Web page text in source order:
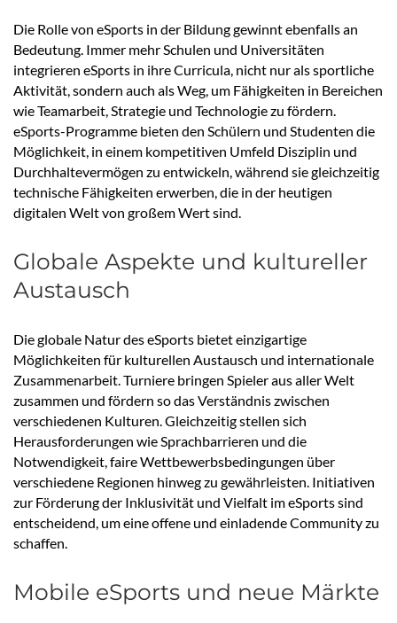
Die Rolle von eSports in der Bildung gewinnt ebenfalls an
Bedeutung. Immer mehr Schulen und Universitäten
integrieren eSports in ihre Curricula, nicht nur als sportliche
Aktivität, sondern auch als Weg, um Fähigkeiten in Bereichen
wie Teamarbeit, Strategie und Technologie zu fördern.
eSports-Programme bieten den Schülern und Studenten die
Möglichkeit, in einem kompetitiven Umfeld Disziplin und
Durchhaltevermögen zu entwickeln, während sie gleichzeitig
technische Fähigkeiten erwerben, die in der heutigen
digitalen Welt von großem Wert sind.
Globale Aspekte und kultureller
Austausch
Die globale Natur des eSports bietet einzigartige
Möglichkeiten für kulturellen Austausch und internationale
Zusammenarbeit. Turniere bringen Spieler aus aller Welt
zusammen und fördern so das Verständnis zwischen
verschiedenen Kulturen. Gleichzeitig stellen sich
Herausforderungen wie Sprachbarrieren und die
Notwendigkeit, faire Wettbewerbsbedingungen über
verschiedene Regionen hinweg zu gewährleisten. Initiativen
zur Förderung der Inklusivität und Vielfalt im eSports sind
entscheidend, um eine offene und einladende Community zu
schaffen.
Mobile eSports und neue Märkte